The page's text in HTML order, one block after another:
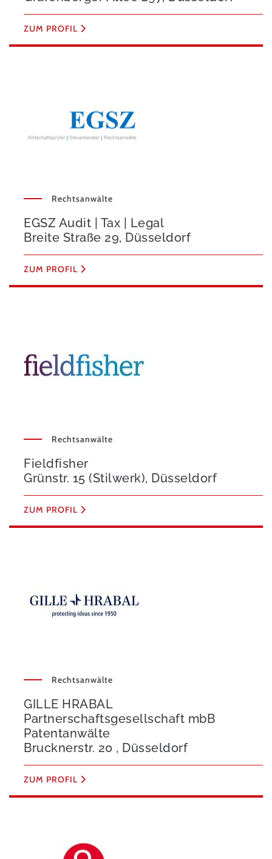
ZUM PROFIL
Rechtsanwälte
EGSZ Audit | Tax | Legal
Breite Straße 29, Düsseldorf
ZUM PROFIL
Rechtsanwälte
Fieldfisher
Grünstr. 15 (Stilwerk), Düsseldorf
ZUM PROFIL
Rechtsanwälte
GILLE HRABAL
Partnerschaftsgesellschaft mbB
Patentanwälte
Brucknerstr. 20 , Düsseldorf
ZUM PROFIL